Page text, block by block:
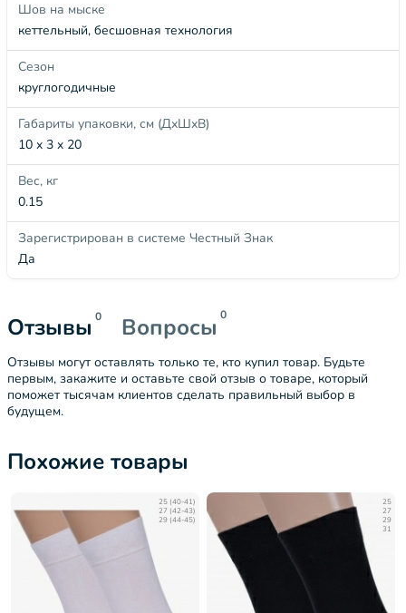
Шов на мыске
кеттельный, бесшовная технология
Сезон
круглогодичные
Габариты упаковки, см (ДхШхВ)
10 x 3 x 20
Вес, кг
0.15
Зарегистрирован в системе Честный Знак
Да
Отзывы 0 Вопросы 0
Отзывы могут оставлять только те, кто купил товар. Будьте
первым, закажите и оставьте свой отзыв о товаре, который
поможет тысячам клиентов сделать правильный выбор в
будущем.
Похожие товары
25 (40-41)
27 (42-43)
29 (44-45)
25
27
29
31